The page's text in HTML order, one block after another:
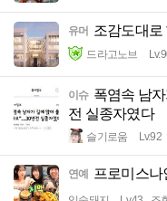
유머 조감도대로
드라고노브
이슈 폭염속 남
전 실종자였다
슬기로움 Lv.92
연예 프로미스나